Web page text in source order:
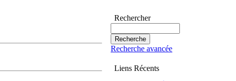
Rechercher
Recherche avancée
Liens Récents